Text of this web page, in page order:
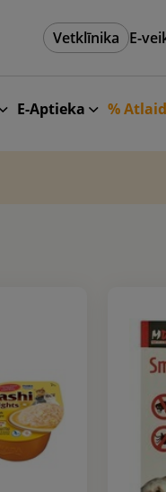
Vetklīnika E-
E-Aptieka %